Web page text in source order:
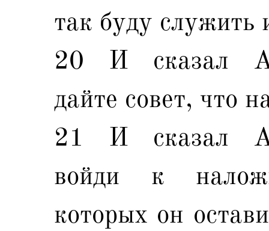
так буду служить
20 И сказал
дайте совет, что
21 И сказал
войди к
которых он